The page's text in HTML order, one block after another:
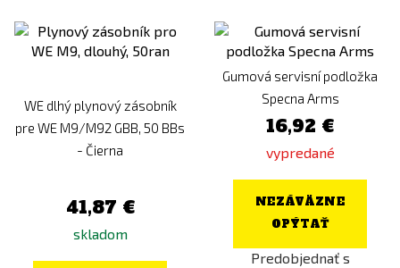
WE dlhý plynový zásobník
pre WE M9/M92 GBB, 50 BBs
- Čierna
41,87 €
skladom
Gumová servisní podložka
Specna Arms
16,92 €
vypredané
NEZÁVÄZNE
OPÝTAŤ
Predobjednať s